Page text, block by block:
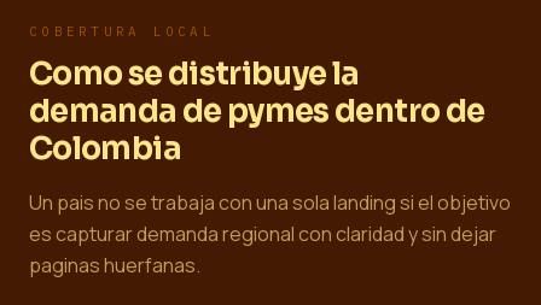
COBERTURA LOCAL
Como se distribuye la
demanda de pymes dentro de
Colombia
Un pais no se trabaja con una sola landing si el objetivo
es capturar demanda regional con claridad y sin dejar
paginas huerfanas.